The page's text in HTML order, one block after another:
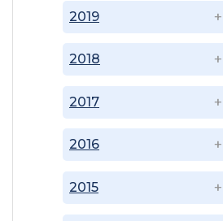
2015
2016
2017
2018
2019